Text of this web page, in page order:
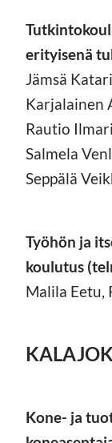
erityisenä
Jämsä
Karjalainen
Rautio
Salmela
Seppälä
Työhön ja
koulutus
Malila Eetu,
Kone- ja